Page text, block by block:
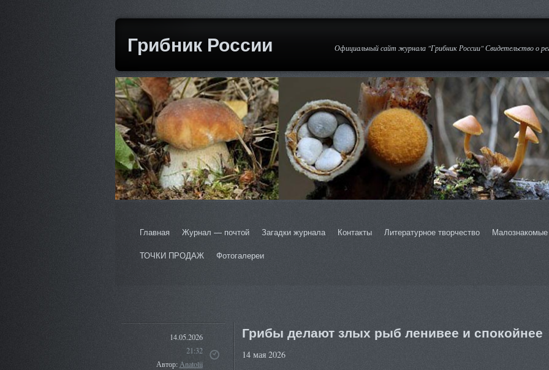
Грибник России Официальный сайт журнала "Грибник России" Свидетельство о
Главная Журнал — почтой Загадки журнала Контакты Литературное творчество
ТОЧКИ ПРОДАЖ
Фотогалереи
14.05.2026
21:32
Автор:Anatolii
Грибы делают злых рыб ленивее и спокойнее
14 мая 2026